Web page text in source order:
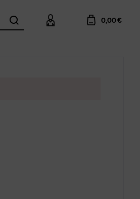
search account cart 0,00 €